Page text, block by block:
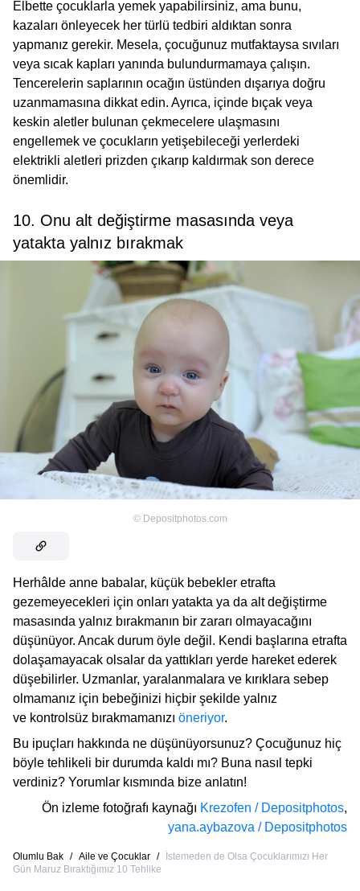
Elbette çocuklarla yemek yapabilirsiniz, ama bunu,
kazaları önleyecek her türlü tedbiri aldıktan sonra
yapmanız gerekir. Mesela, çocuğunuz mutfaktaysa sıvıları
veya sıcak kapları yanında bulundurmamaya çalışın.
Tencerelerin saplarının ocağın üstünden dışarıya doğru
uzanmamasına dikkat edin. Ayrıca, içinde bıçak veya
keskin aletler bulunan çekmecelere ulaşmasını
engellemek ve çocukların yetişebileceği yerlerdeki
elektrikli aletleri prizden çıkarıp kaldırmak son derece
önemlidir.
10. Onu alt değiştirme masasında veya
yatakta yalnız bırakmak
© Depositphotos.com
Herhâlde anne babalar, küçük bebekler etrafta
gezemeyecekleri için onları yatakta ya da alt değiştirme
masasında yalnız bırakmanın bir zararı olmayacağını
düşünüyor. Ancak durum öyle değil. Kendi başlarına etrafta
dolaşamayacak olsalar da yattıkları yerde hareket ederek
düşebilirler. Uzmanlar, yaralanmalara ve kırıklara sebep
olmamanız için bebeğinizi hiçbir şekilde yalnız
ve kontrolsüz bırakmamanızı öneriyor.
Bu ipuçları hakkında ne düşünüyorsunuz? Çocuğunuz hiç
böyle tehlikeli bir durumda kaldı mı? Buna nasıl tepki
verdiniz? Yorumlar kısmında bize anlatın!
Ön izleme fotoğrafı kaynağı Krezofen / Depositphotos,
yana.aybazova / Depositphotos
Olumlu Bak / Aile ve Çocuklar /
İstemeden de Olsa Çocuklarımızı Her
Gün Maruz Bıraktığımız 10 Tehlike